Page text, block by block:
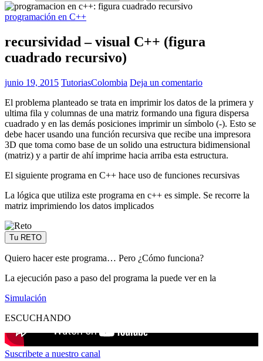
programación en C++
recursividad – visual C++ (figura
cuadrado recursivo)
junio 19, 2015 TutoriasColombia Deja un comentario
El problema planteado se trata en imprimir los datos de la primera y
ultima fila y columnas de una matriz formando una figura dispersa
cuadrado y en las demás posiciones imprimir un símbolo (-). Esto se
debe hacer usando una función recursiva que recibe una impresora
3D que toma como base de un solido una estructura bidimensional
(matriz) y a partir de ahí imprime hacia arriba esta estructura.
El siguiente programa en C++ hace uso de funciones recursivas
La lógica que utiliza este programa en c++ es simple. Se recorre la
matriz imprimiendo los datos implicados
Tu RETO
Quiero hacer este programa… Pero ¿Cómo funciona?
La ejecución paso a paso del programa la puede ver en la
Simulación
ESCUCHANDO
Suscribete a nuestro canal